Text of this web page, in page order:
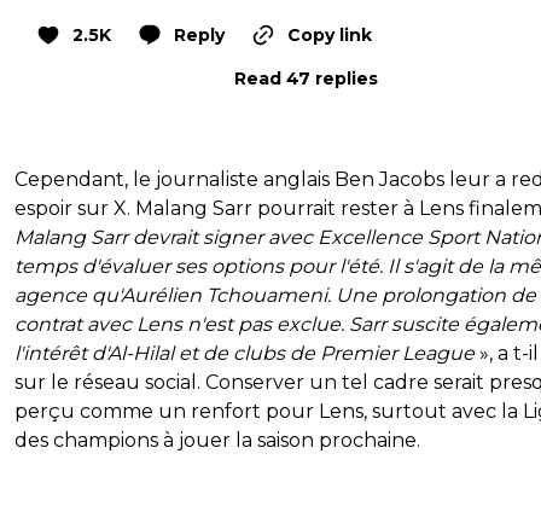
2.5K Reply
Copy link
Read 47 replies
Cependant, le journaliste anglais Ben Jacobs leur a
espoir sur X. Malang Sarr pourrait rester à Lens
Malang Sarr devrait signer avec Excellence Sport
temps d'évaluer ses options pour l'été. Il s'agit de la
agence qu'Aurélien Tchouameni. Une prolongation de
contrat avec Lens n'est pas exclue. Sarr suscite
l'intérêt d'Al-Hilal et de clubs de Premier League», a t-
sur le réseau social. Conserver un tel cadre serait
perçu comme un renfort pour Lens, surtout avec la
des champions à jouer la saison prochaine.